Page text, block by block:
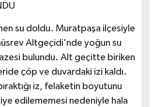
su doldu. Muratpaşa ilçesiyle
Altgeçidi'nde yoğun su
bulundu. Alt geçitte biriken
çöp ve duvardaki izi kaldı.
iz, felaketin boyutunu
edilememesi nedeniyle hala